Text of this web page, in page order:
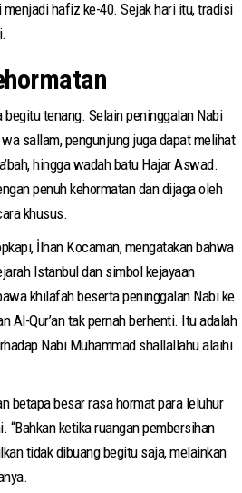
hafiz ke-40. Sejak hari itu, tradisi
tenang. Selain peninggalan Nabi
sallam, pengunjung juga dapat melihat
hingga wadah batu Hajar Aswad.
penuh kehormatan dan dijaga oleh
khusus.
İlhan Kocaman, mengatakan bahwa
Istanbul dan simbol kejayaan
khilafah beserta peninggalan Nabi ke
Al-Qur’an tak pernah berhenti. Itu adalah
Nabi Muhammad shallallahu alaihi
betapa besar rasa hormat para leluhur
“Bahkan ketika ruangan pembersihan
tidak dibuang begitu saja, melainkan